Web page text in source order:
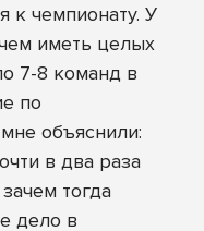
к чемпионату. У
иметь целых
7-8 команд в
по
объяснили:
в два раза
тогда
дело в